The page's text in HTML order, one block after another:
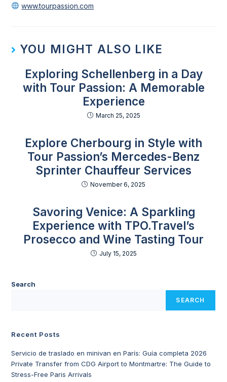
www.tourpassion.com
YOU MIGHT ALSO LIKE
Exploring Schellenberg in a Day
with Tour Passion: A Memorable
Experience
March 25, 2025
Explore Cherbourg in Style with
Tour Passion’s Mercedes-Benz
Sprinter Chauffeur Services
November 6, 2025
Savoring Venice: A Sparkling
Experience with TPO.Travel’s
Prosecco and Wine Tasting Tour
July 15, 2025
Search
SEARCH
Recent Posts
Servicio de traslado en minivan en París: Guía completa 2026
Private Transfer from CDG Airport to Montmartre: The Guide to
Stress-Free Paris Arrivals